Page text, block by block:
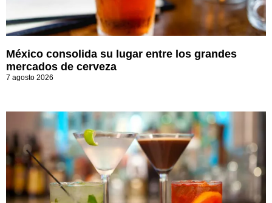
México consolida su lugar entre los grandes
mercados de cerveza
7 agosto 2026